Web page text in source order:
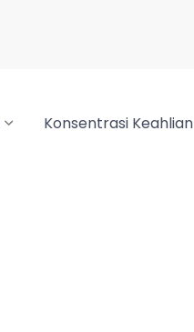
Konsentrasi Keahlian